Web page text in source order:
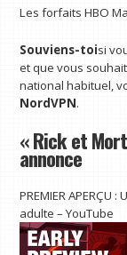
Les forfaits HBO
Souviens-toisi
et que vous
national habituel,
NordVPN.
« Rick et
annonce
PREMIER
adulte – YouTube